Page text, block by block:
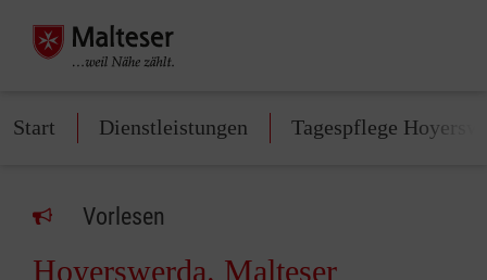
Start Dienstleistungen Tagespflege
Vorlesen
Hoyerswerda. Malteser